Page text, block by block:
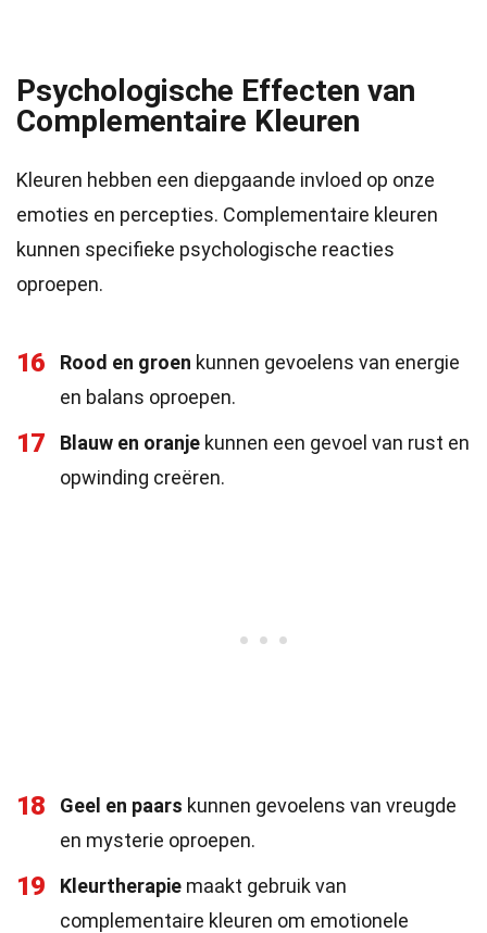
Psychologische Effecten van
Complementaire Kleuren
Kleuren hebben een diepgaande invloed op onze
emoties en percepties. Complementaire kleuren
kunnen specifieke psychologische reacties
oproepen.
16 Rood en groen kunnen gevoelens van energie
en balans oproepen.
17 Blauw en oranje kunnen een gevoel van rust en
opwinding creëren.
18 Geel en paars kunnen gevoelens van vreugde
en mysterie oproepen.
19 Kleurtherapie maakt gebruik van
complementaire kleuren om emotionele